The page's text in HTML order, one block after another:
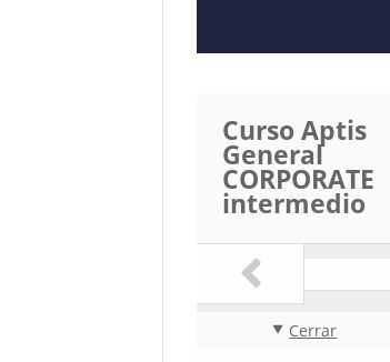
Curso Aptis
General
CORPORATE
intermedio
Cerrar